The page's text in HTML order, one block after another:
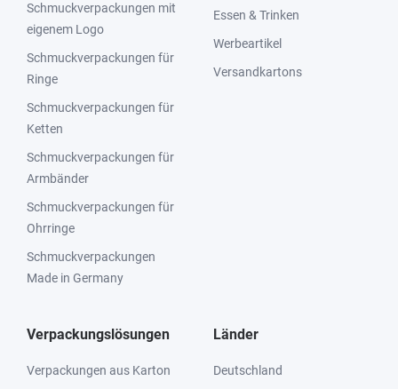
Schmuckverpackungen mit
eigenem Logo
Schmuckverpackungen für
Ringe
Schmuckverpackungen für
Ketten
Schmuckverpackungen für
Armbänder
Schmuckverpackungen für
Ohrringe
Schmuckverpackungen
Made in Germany
Essen & Trinken
Werbeartikel
Versandkartons
Verpackungslösungen
Verpackungen aus Karton
Länder
Deutschland